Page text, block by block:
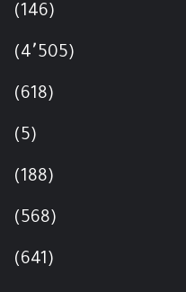
(146)
(4٬505)
(618)
(5)
(188)
(568)
(641)